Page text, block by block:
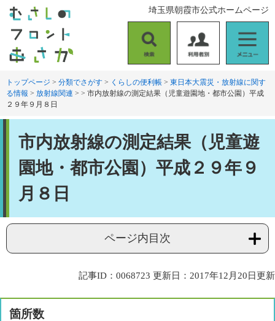
す
。
し
て
索
用
者
別
ニ
ュ
ー
埼玉県朝霞市公式ホームページ
トップページ > 分類でさがす > くらしの便利帳 > 東日本大震災・放射線に関す
る情報 > 放射線関連 > > 市内放射線の測定結果（児童遊園地・都市公園）平成
２９年９月８日
市内放射線の測定結果（児童遊
園地・都市公園）平成２９年９
月８日
ページ内目次
記事ID：0068723 更新日：2017年12月20日更新
箇所数